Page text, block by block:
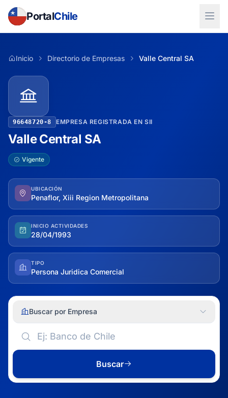
PortalChile
Inicio Directorio de Empresas Valle Central SA
96648720-8 EMPRESA REGISTRADA EN SII
Valle Central SA
Vigente
UBICACIÓN
Penaflor, Xiii Region Metropolitana
INICIO ACTIVIDADES
28/04/1993
TIPO
Persona Juridica Comercial
Buscar por Empresa
Buscar